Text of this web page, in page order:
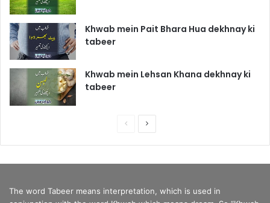
Khwab mein Pait Bhara Hua dekhnay ki
tabeer
Khwab mein Lehsan Khana dekhnay ki
tabeer
i
p
The word Tabeer means interpretation, which is used in